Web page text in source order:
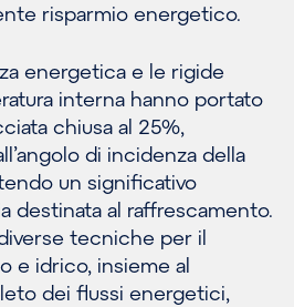
risparmio energetico.
energetica e le rigide
interna hanno portato
chiusa al 25%,
di incidenza della
un significativo
destinata al raffrescamento.
tecniche per il
e idrico, insieme al
dei flussi energetici,